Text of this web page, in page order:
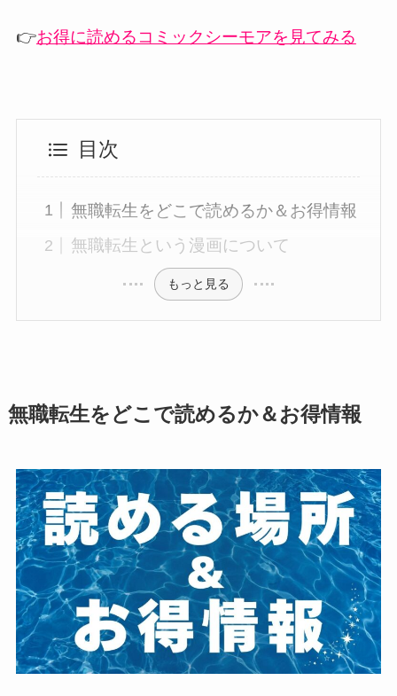
👉お得に読めるコミックシーモアを見てみる
目次
無職転生をどこで読めるか＆お得情報
無職転生という漫画について
もっと見る
無職転生をどこで読めるか＆お得情報